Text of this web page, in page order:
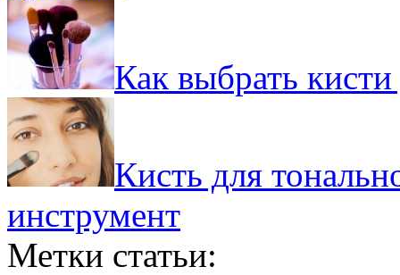
Как выбрать
Кисть для
инструмент
Метки статьи: